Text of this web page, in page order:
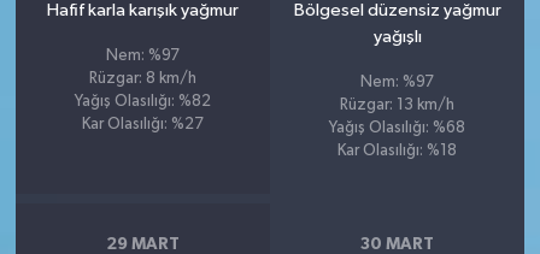
Hafif karla karışık yağmur
Nem: %97
Rüzgar: 8 km/h
Yağış Olasılığı: %82
Kar Olasılığı: %27
Bölgesel düzensiz yağmur
yağışlı
Nem: %97
Rüzgar: 13 km/h
Yağış Olasılığı: %68
Kar Olasılığı: %18
29 MART 30 MART